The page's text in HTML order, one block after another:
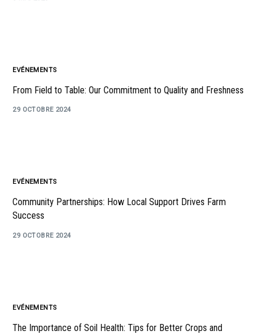
EVÉNEMENTS
From Field to Table: Our Commitment to Quality and Freshness
29 OCTOBRE 2024
EVÉNEMENTS
Community Partnerships: How Local Support Drives Farm
Success
29 OCTOBRE 2024
EVÉNEMENTS
The Importance of Soil Health: Tips for Better Crops and